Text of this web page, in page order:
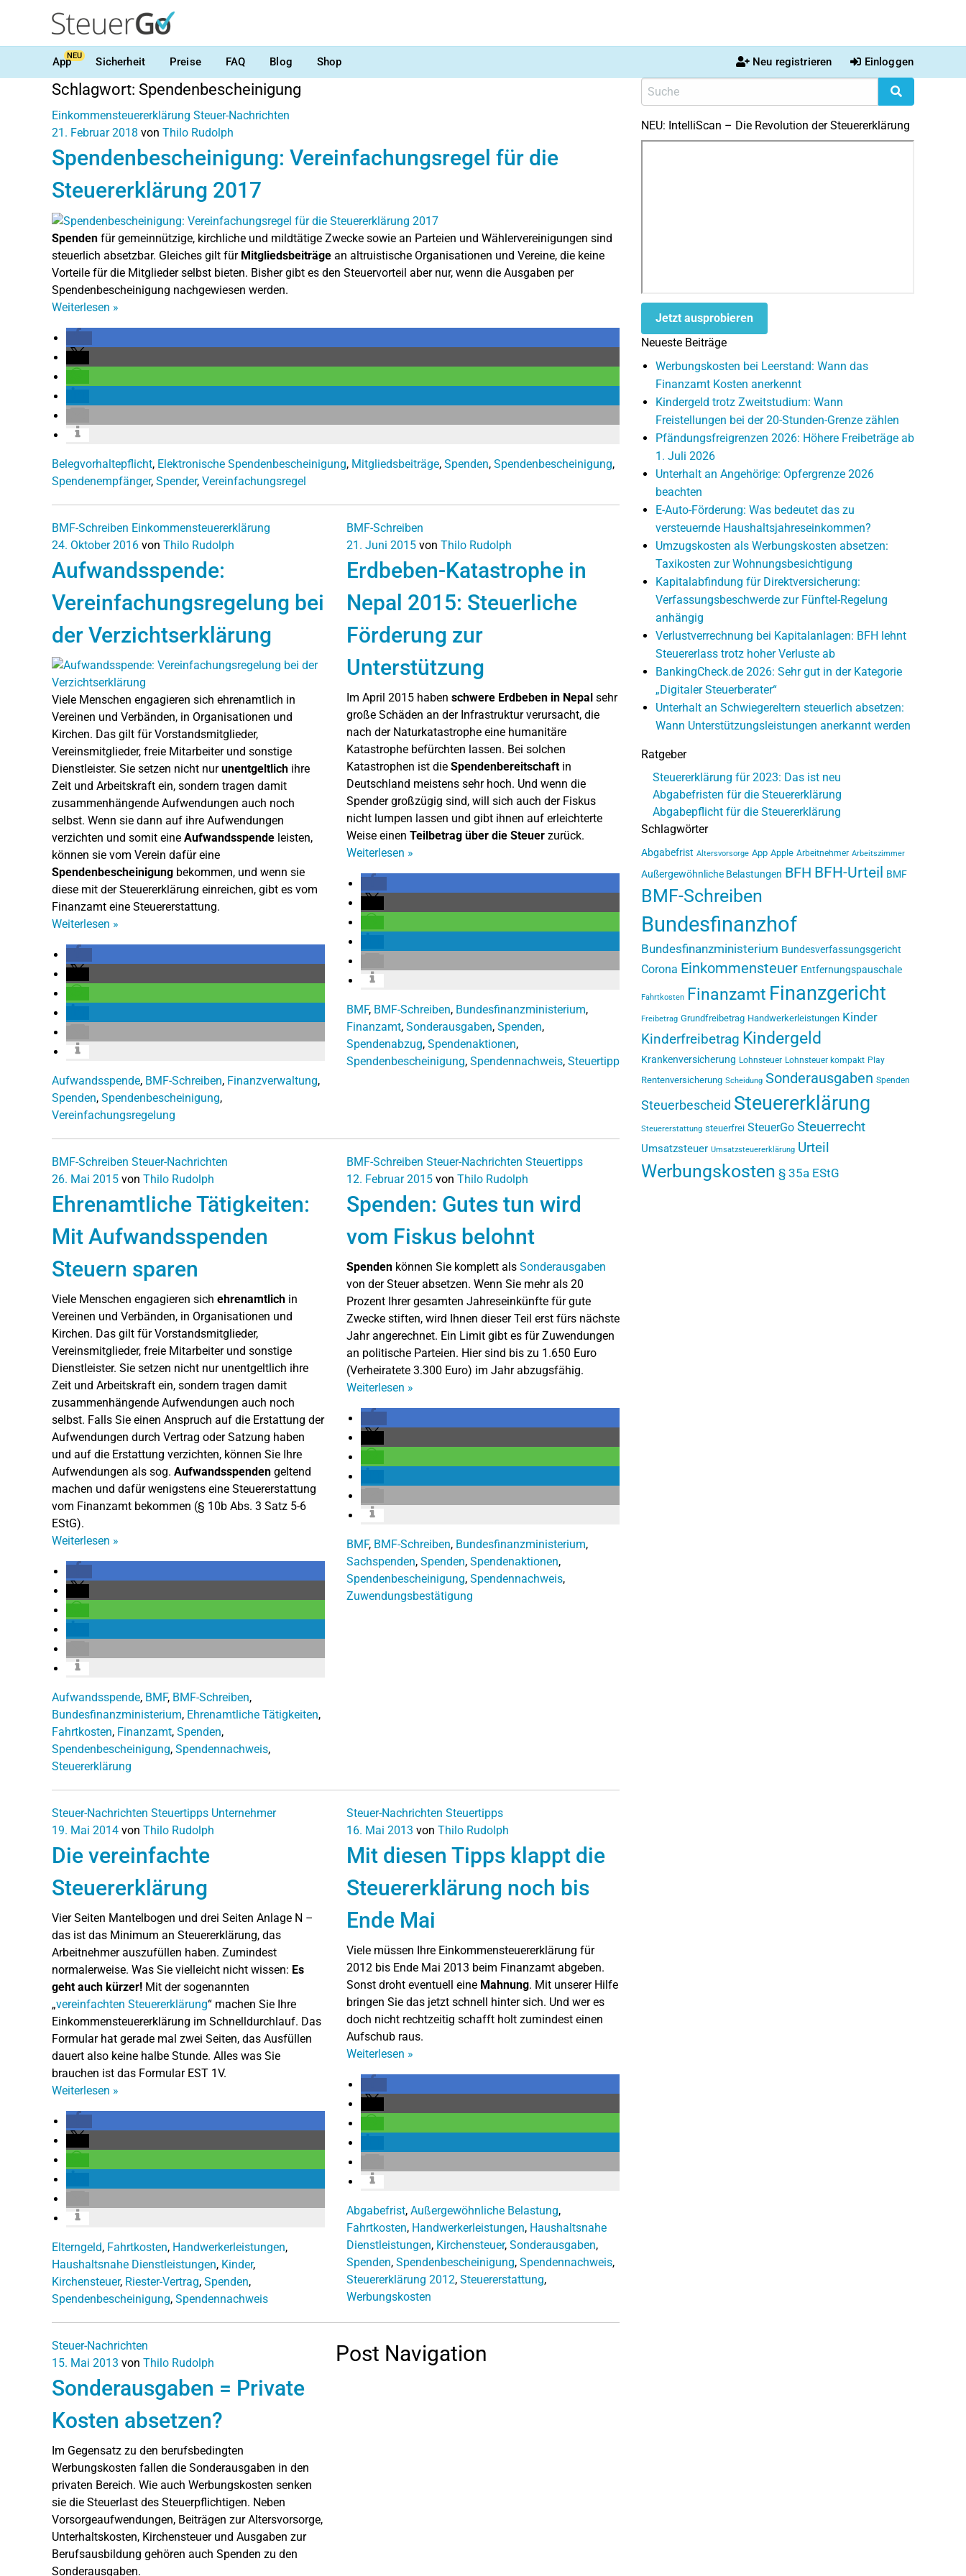
AppNEU Sicherheit Preise FAQ Blog Shop Neu registrieren Einloggen
Schlagwort: Spendenbescheinigung
Einkommensteuererklärung Steuer-Nachrichten
21. Februar 2018 von Thilo Rudolph
Spendenbescheinigung: Vereinfachungsregel für die
Steuererklärung 2017
Spenden für gemeinnützige, kirchliche und mildtätige Zwecke sowie an Parteien und Wählervereinigungen sind
steuerlich absetzbar. Gleiches gilt für Mitgliedsbeiträge an altruistische Organisationen und Vereine, die keine
Vorteile für die Mitglieder selbst bieten. Bisher gibt es den Steuervorteil aber nur, wenn die Ausgaben per
Spendenbescheinigung nachgewiesen werden.
Weiterlesen »
Belegvorhaltepflicht, Elektronische Spendenbescheinigung, Mitgliedsbeiträge, Spenden, Spendenbescheinigung,
Spendenempfänger, Spender, Vereinfachungsregel
BMF-Schreiben Einkommensteuererklärung
24. Oktober 2016 von Thilo Rudolph
Aufwandsspende:
Vereinfachungsregelung bei
der Verzichtserklärung
Viele Menschen engagieren sich ehrenamtlich in
Vereinen und Verbänden, in Organisationen und
Kirchen. Das gilt für Vorstandsmitglieder,
Vereinsmitglieder, freie Mitarbeiter und sonstige
Dienstleister. Sie setzen nicht nurunentgeltlich ihre
Zeit und Arbeitskraft ein, sondern tragen damit
zusammenhängende Aufwendungen auch noch
selbst. Wenn sie dann auf ihre Aufwendungen
verzichten und somit eine Aufwandsspende leisten,
können sie vom Verein dafür eine
Spendenbescheinigung bekommen, und wenn sie
diese mit der Steuererklärung einreichen, gibt es vom
Finanzamt eine Steuererstattung.
Weiterlesen »
Aufwandsspende, BMF-Schreiben, Finanzverwaltung,
Spenden, Spendenbescheinigung,
Vereinfachungsregelung
BMF-Schreiben
21. Juni 2015 von Thilo Rudolph
Erdbeben-Katastrophe in
Nepal 2015: Steuerliche
Förderung zur
Unterstützung
Im April 2015 haben schwere Erdbeben in Nepal sehr
große Schäden an der Infrastruktur verursacht, die
nach der Naturkatastrophe eine humanitäre
Katastrophe befürchten lassen. Bei solchen
Katastrophen ist die Spendenbereitschaftin
Deutschland meistens sehr hoch. Und wenn die
Spender großzügig sind, will sich auch der Fiskus
nicht lumpen lassen und gibt ihnen auf erleichterte
Weise einen Teilbetrag über die Steuer zurück.
Weiterlesen »
BMF, BMF-Schreiben, Bundesfinanzministerium,
Finanzamt, Sonderausgaben, Spenden,
Spendenabzug, Spendenaktionen,
Spendenbescheinigung, Spendennachweis, Steuertipp
BMF-Schreiben Steuer-Nachrichten
26. Mai 2015 von Thilo Rudolph
Ehrenamtliche Tätigkeiten:
Mit Aufwandsspenden
Steuern sparen
Viele Menschen engagieren sich ehrenamtlich in
Vereinen und Verbänden, in Organisationen und
Kirchen. Das gilt für Vorstandsmitglieder,
Vereinsmitglieder, freie Mitarbeiter und sonstige
Dienstleister. Sie setzen nicht nur unentgeltlich ihre
Zeit und Arbeitskraft ein, sondern tragen damit
zusammenhängende Aufwendungen auch noch
selbst. Falls Sie einen Anspruch auf die Erstattung der
Aufwendungen durch Vertrag oder Satzung haben
und auf die Erstattung verzichten, können Sie Ihre
Aufwendungen als sog. Aufwandsspenden geltend
machen und dafür wenigstens eine Steuererstattung
vom Finanzamt bekommen (§ 10b Abs. 3 Satz 5-6
EStG).
Weiterlesen »
Aufwandsspende, BMF, BMF-Schreiben,
Bundesfinanzministerium, Ehrenamtliche Tätigkeiten,
Fahrtkosten, Finanzamt, Spenden,
Spendenbescheinigung, Spendennachweis,
Steuererklärung
BMF-Schreiben Steuer-Nachrichten Steuertipps
12. Februar 2015 von Thilo Rudolph
Spenden: Gutes tun wird
vom Fiskus belohnt
Spenden können Sie komplett als Sonderausgaben
von der Steuer absetzen. Wenn Sie mehr als 20
Prozent Ihrer gesamten Jahreseinkünfte für gute
Zwecke stiften, wird Ihnen dieser Teil erst fürs nächste
Jahr angerechnet. Ein Limit gibt es für Zuwendungen
an politische Parteien. Hier sind bis zu 1.650 Euro
(Verheiratete 3.300 Euro) im Jahr abzugsfähig.
Weiterlesen »
BMF, BMF-Schreiben, Bundesfinanzministerium,
Sachspenden, Spenden, Spendenaktionen,
Spendenbescheinigung, Spendennachweis,
Zuwendungsbestätigung
Steuer-Nachrichten Steuertipps Unternehmer
19. Mai 2014 von Thilo Rudolph
Die vereinfachte
Steuererklärung
Vier Seiten Mantelbogen und drei Seiten Anlage N –
das ist das Minimum an Steuererklärung, das
Arbeitnehmer auszufüllen haben. Zumindest
normalerweise. Was Sie vielleicht nicht wissen: Es
geht auch kürzer! Mit der sogenannten
„vereinfachten Steuererklärung“ machen Sie Ihre
Einkommensteuererklärung im Schnelldurchlauf. Das
Formular hat gerade mal zwei Seiten, das Ausfüllen
dauert also keine halbe Stunde. Alles was Sie
brauchen ist das Formular EST 1V.
Weiterlesen »
Elterngeld, Fahrtkosten, Handwerkerleistungen,
Haushaltsnahe Dienstleistungen, Kinder,
Kirchensteuer, Riester-Vertrag, Spenden,
Spendenbescheinigung, Spendennachweis
Steuer-Nachrichten Steuertipps
16. Mai 2013 von Thilo Rudolph
Mit diesen Tipps klappt die
Steuererklärung noch bis
Ende Mai
Viele müssen Ihre Einkommensteuererklärung für
2012 bis Ende Mai 2013 beim Finanzamt abgeben.
Sonst droht eventuell eine Mahnung. Mit unserer Hilfe
bringen Sie das jetzt schnell hinter sich. Und wer es
doch nicht rechtzeitig schafft holt zumindest einen
Aufschub raus.
Weiterlesen »
Abgabefrist, Außergewöhnliche Belastung,
Fahrtkosten, Handwerkerleistungen, Haushaltsnahe
Dienstleistungen, Kirchensteuer, Sonderausgaben,
Spenden, Spendenbescheinigung, Spendennachweis,
Steuererklärung 2012, Steuererstattung,
Werbungskosten
Steuer-Nachrichten
15. Mai 2013 von Thilo Rudolph
Sonderausgaben = Private
Kosten absetzen?
Im Gegensatz zu den berufsbedingten
Werbungskosten fallen die Sonderausgaben in den
privaten Bereich. Wie auch Werbungskosten senken
sie die Steuerlast des Steuerpflichtigen. Neben
Vorsorgeaufwendungen, Beiträgen zur Altersvorsorge,
Unterhaltskosten, Kirchensteuer und Ausgaben zur
Berufsausbildung gehören auch Spenden zu den
Sonderausgaben.
Post Navigation
NEU: IntelliScan – Die Revolution der Steuererklärung
Jetzt ausprobieren
Neueste Beiträge
Werbungskosten bei Leerstand: Wann das
Finanzamt Kosten anerkennt
Kindergeld trotz Zweitstudium: Wann
Freistellungen bei der 20-Stunden-Grenze zählen
Pfändungsfreigrenzen 2026: Höhere Freibeträge ab
1. Juli 2026
Unterhalt an Angehörige: Opfergrenze 2026
beachten
E-Auto-Förderung: Was bedeutet das zu
versteuernde Haushaltsjahreseinkommen?
Umzugskosten als Werbungskosten absetzen:
Taxikosten zur Wohnungsbesichtigung
Kapitalabfindung für Direktversicherung:
Verfassungsbeschwerde zur Fünftel-Regelung
anhängig
Verlustverrechnung bei Kapitalanlagen: BFH lehnt
Steuererlass trotz hoher Verluste ab
BankingCheck.de 2026: Sehr gut in der Kategorie
„Digitaler Steuerberater“
Unterhalt an Schwiegereltern steuerlich absetzen:
Wann Unterstützungsleistungen anerkannt werden
Ratgeber
Steuererklärung für 2023: Das ist neu
Abgabefristen für die Steuererklärung
Abgabepflicht für die Steuererklärung
Schlagwörter
Abgabefrist Altersvorsorge App Apple Arbeitnehmer Arbeitszimmer
Außergewöhnliche Belastungen BFH BFH-Urteil BMF
BMF-Schreiben
Bundesfinanzhof
Bundesfinanzministerium Bundesverfassungsgericht
Corona Einkommensteuer Entfernungspauschale
Fahrtkosten Finanzamt Finanzgericht
Freibetrag Grundfreibetrag Handwerkerleistungen Kinder
Kinderfreibetrag Kindergeld
Krankenversicherung Lohnsteuer Lohnsteuer kompakt Play
Rentenversicherung Scheidung Sonderausgaben Spenden
Steuerbescheid Steuererklärung
Steuererstattung steuerfrei SteuerGo Steuerrecht
Umsatzsteuer Umsatzsteuererklärung Urteil
Werbungskosten § 35a EStG